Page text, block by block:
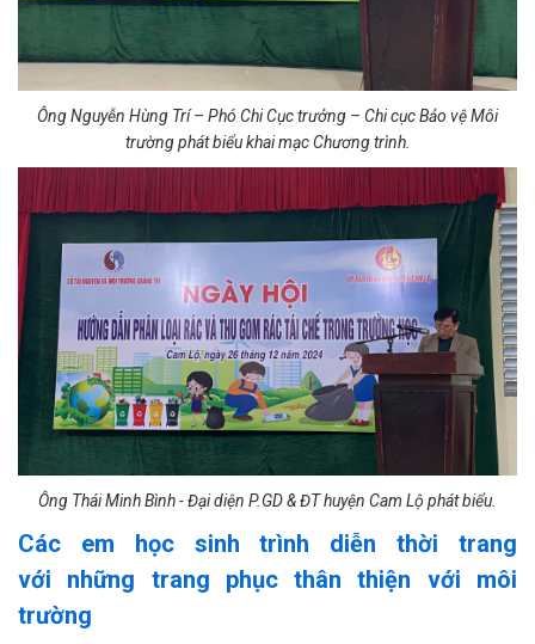
Ông Nguyễn Hùng Trí – Phó Chi Cục trưởng – Chi cục Bảo vệ Môi
trường phát biểu khai mạc Chương trình.
Ông Thái Minh Bình - Đại diện P.GD & ĐT huyện Cam Lộ phát biểu.
Các em học sinh trình diễn thời trang
với những trang phục thân thiện với môi
trường